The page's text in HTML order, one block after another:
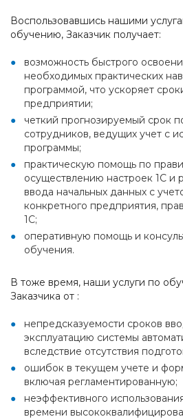
Воспользовавшись нашими
обучению, Заказчик получает:
возможность быстрого
необходимых практических
программой, что ускоряет
предприятии;
четкий прогнозируемый срок
сотрудников, ведущих учет с
программы;
практическую помощь по
осуществлению настроек 1С и
ввода начальных данных с
конкретного предприятия,
1С;
оперативную помощь и
обучения.
В тоже время, наши услуги по
Заказчика от :
непредсказуемости сроков
эксплуатацию системы
вследствие отсутствия
ошибок в текущем учете и
включая регламентированную;
неэффективного
времени